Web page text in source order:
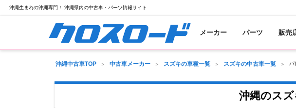
沖縄生まれの沖縄専門！ 沖縄県内の中古車・パーツ情報サイト
メーカー パーツ 販売
沖縄中古車TOP 中古車メーカー スズキの車種一覧 スズキの中古車一覧 パ
沖縄のス